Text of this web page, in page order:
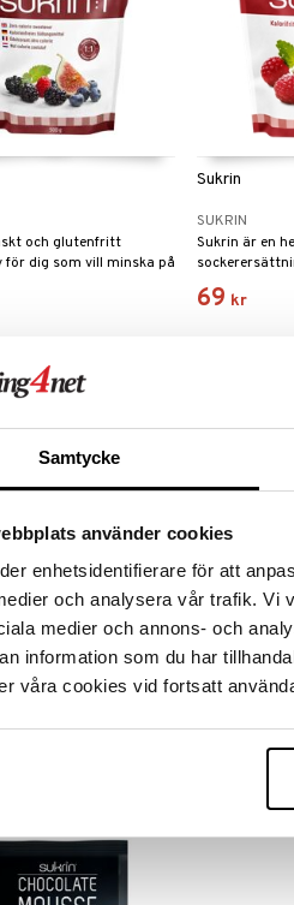
Samtycke
använder cookies
enhetsidentifierare för att
och analysera vår trafik. Vi
medier och annons- och
information som du har
våra cookies vid fortsatt
och glutenfritt
för dig som vill minska på
Sukrin
SUKRIN
Sukrin är en
kalorier.
69 kr
Bread
att göra ditt eget
jäst
Sukrin
Stek läckra